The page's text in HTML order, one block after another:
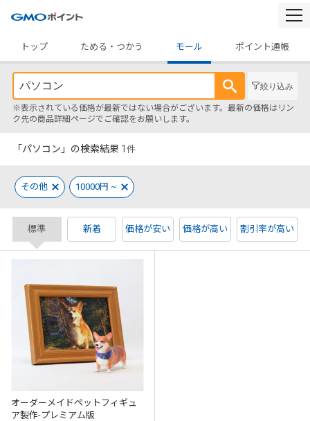
トップ
ためる・つかう モール ポイント通帳
絞り込み
※表示されている価格が最新ではない場合がございます。最新の価格はリン
ク先の商品詳細ページでご確認をお願いします。
「パソコン」の検索結果 1 件
その他 10000円 ~
標準 新着 価格が安い 価格が高い 割引率が高い
オーダーメイドペットフィギュ
ア製作-プレミアム版